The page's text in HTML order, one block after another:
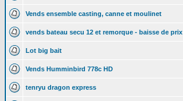
Vends ensemble casting, canne et moulinet
vends bateau secu 12 et remorque - baisse de prix
Lot big bait
Vends Humminbird 778c HD
tenryu dragon express